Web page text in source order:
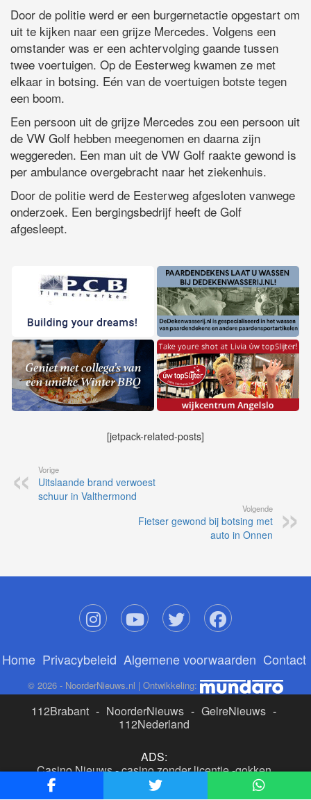
Door de politie werd er een burgernetactie opgestart om
uit te kijken naar een grijze Mercedes. Volgens een
omstander was er een achtervolging gaande tussen
twee voertuigen. Op de Eesterweg kwamen ze met
elkaar in botsing. Eén van de voertuigen botste tegen
een boom.
Een persoon uit de grijze Mercedes zou een persoon uit
de VW Golf hebben meegenomen en daarna zijn
weggereden. Een man uit de VW Golf raakte gewond is
per ambulance overgebracht naar het ziekenhuis.
Door de politie werd de Eesterweg afgesloten vanwege
onderzoek. Een bergingsbedrijf heeft de Golf
afgesleept.
[jetpack-related-posts]
Vorige
Uitslaande brand verwoest
schuur in Valthermond
Volgende
Fietser gewond bij botsing met
auto in Onnen
Home Privacybeleid Algemene voorwaarden Contact
© 2026 - NoorderNieuws.nl | Ontwikkeling:
112Brabant - NoorderNieuws - GelreNieuws -
112Nederland
ADS:
Casino Nieuws-casino zonder licentie-gokken
buitenlandse site
beste online casino nederland